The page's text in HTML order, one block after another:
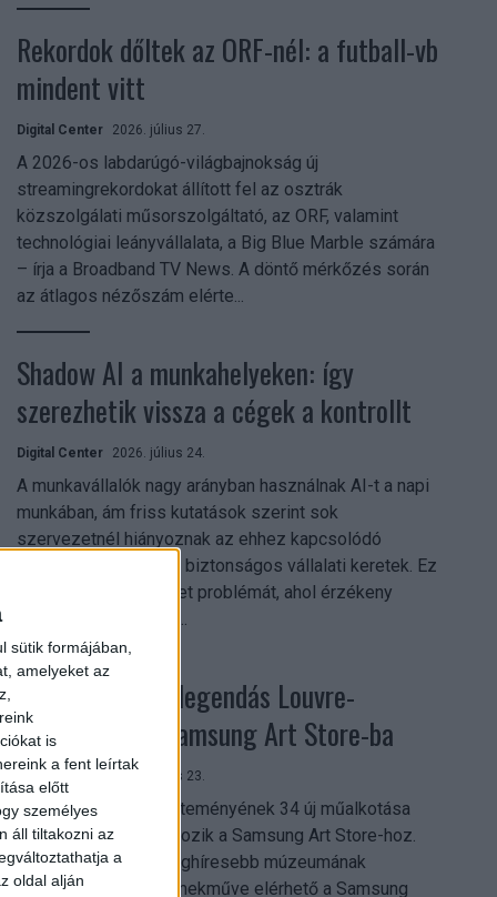
sütik formájában,
amelyeket az
is
a fent leírtak
előtt
személyes
áll tiltakozni az
a
oldal alján
Rekordok dőltek az ORF-nél: a futball-vb
mindent vitt
Digital Center 2026. július 27.
A 2026-os labdarúgó-világbajnokság új
streamingrekordokat állított fel az osztrák
közszolgálati műsorszolgáltató, az ORF, valamint
technológiai leányvállalata, a Big Blue Marble számára
– írja a Broadband TV News. A döntő mérkőzés során
az átlagos nézőszám elérte...
Shadow AI a munkahelyeken: így
szerezhetik vissza a cégek a kontrollt
Digital Center 2026. július 24.
A munkavállalók nagy arányban használnak AI-t a napi
munkában, ám friss kutatások szerint sok
szervezetnél hiányoznak az ehhez kapcsolódó
világos irányelvek és biztonságos vállalati keretek. Ez
különösen ott jelenthet problémát, ahol érzékeny
üzleti információkkal...
Megérkezett a legendás Louvre-
gyűjtemény a Samsung Art Store-ba
2026. július 23.
A párizsi Louvre gyűjteményének 34 új műalkotása
most először csatlakozik a Samsung Art Store-hoz.
Ezzel a világ egyik leghíresebb múzeumának
összesen már 51 remekműve elérhető a Samsung